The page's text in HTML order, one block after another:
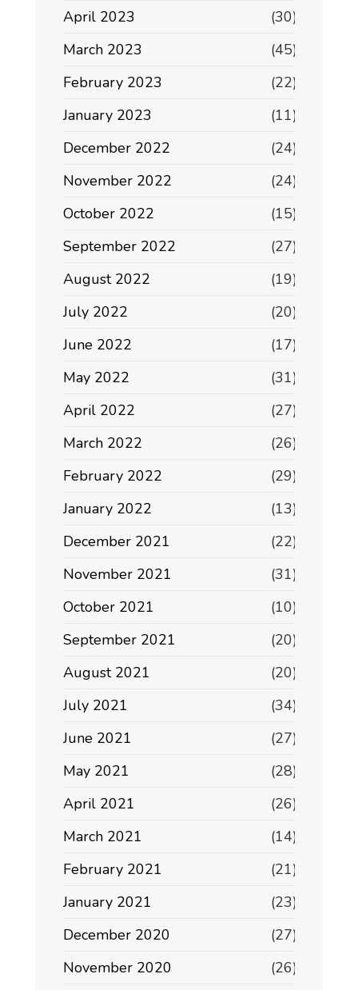
April 2023
(30)
March 2023
(45)
February 2023
(22)
January 2023
(11)
December 2022
(24)
November 2022
(24)
October 2022
(15)
September 2022
(27)
August 2022
(19)
July 2022
(20)
June 2022
(17)
May 2022
(31)
April 2022
(27)
March 2022
(26)
February 2022
(29)
January 2022
(13)
December 2021
(22)
November 2021
(31)
October 2021
(10)
September 2021
(20)
August 2021
(20)
July 2021
(34)
June 2021
(27)
May 2021
(28)
April 2021
(26)
March 2021
(14)
February 2021
(21)
January 2021
(23)
December 2020
(27)
November 2020
(26)